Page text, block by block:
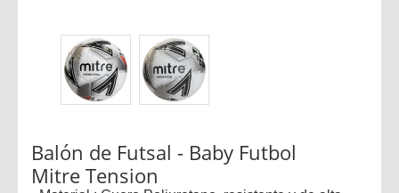
Balón de Futsal - Baby Futbol
Mitre Tension